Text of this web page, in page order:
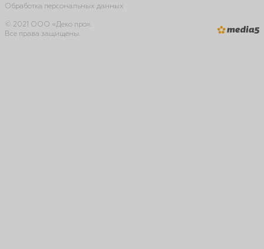
Обработка персональных данных
© 2021 ООО «Деко про».
Все права защищены.